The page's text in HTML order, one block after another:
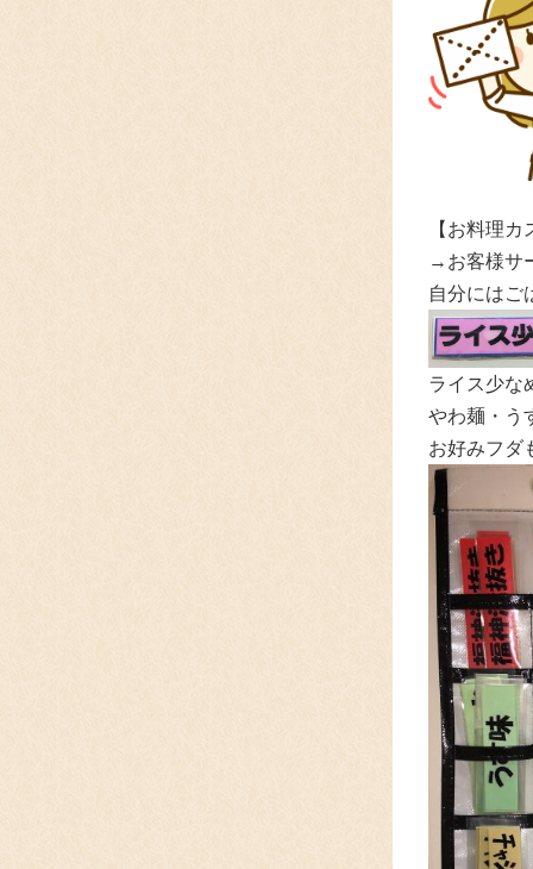
【お料理
→お客様サ
自分にはご
ライス少な
やわ麺・う
お好みフダ